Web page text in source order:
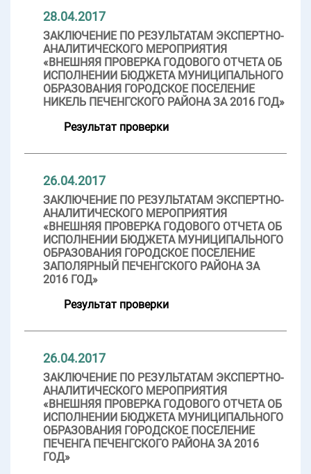
28.04.2017
ЗАКЛЮЧЕНИЕ ПО РЕЗУЛЬТАТАМ ЭКСПЕРТНО-
АНАЛИТИЧЕСКОГО МЕРОПРИЯТИЯ
«ВНЕШНЯЯ ПРОВЕРКА ГОДОВОГО ОТЧЕТА ОБ
ИСПОЛНЕНИИ БЮДЖЕТА МУНИЦИПАЛЬНОГО
ОБРАЗОВАНИЯ ГОРОДСКОЕ ПОСЕЛЕНИЕ
НИКЕЛЬ ПЕЧЕНГСКОГО РАЙОНА ЗА 2016 ГОД»
Результат проверки
26.04.2017
ЗАКЛЮЧЕНИЕ ПО РЕЗУЛЬТАТАМ ЭКСПЕРТНО-
АНАЛИТИЧЕСКОГО МЕРОПРИЯТИЯ
«ВНЕШНЯЯ ПРОВЕРКА ГОДОВОГО ОТЧЕТА ОБ
ИСПОЛНЕНИИ БЮДЖЕТА МУНИЦИПАЛЬНОГО
ОБРАЗОВАНИЯ ГОРОДСКОЕ ПОСЕЛЕНИЕ
ЗАПОЛЯРНЫЙ ПЕЧЕНГСКОГО РАЙОНА ЗА
2016 ГОД»
Результат проверки
26.04.2017
ЗАКЛЮЧЕНИЕ ПО РЕЗУЛЬТАТАМ ЭКСПЕРТНО-
АНАЛИТИЧЕСКОГО МЕРОПРИЯТИЯ
«ВНЕШНЯЯ ПРОВЕРКА ГОДОВОГО ОТЧЕТА ОБ
ИСПОЛНЕНИИ БЮДЖЕТА МУНИЦИПАЛЬНОГО
ОБРАЗОВАНИЯ ГОРОДСКОЕ ПОСЕЛЕНИЕ
ПЕЧЕНГА ПЕЧЕНГСКОГО РАЙОНА ЗА 2016
ГОД»